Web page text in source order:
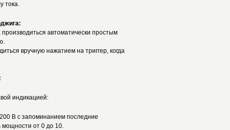
тока.
автоматически простым
вручную нажатием на триггер, когда
индикацией:
В с запоминанием последние
от 0 до 10.